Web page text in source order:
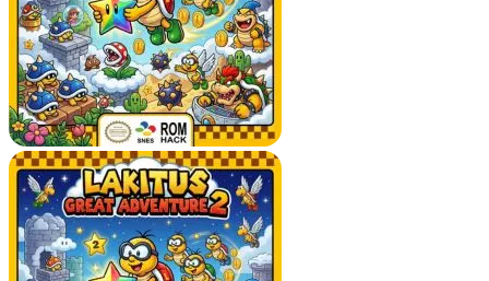
무엇인가요?
풀 컬러 업그레이드
DX 버전은 생생한 색상으로 원작 게임을 변형하여 복고풍 매
력을 유지하면서 시각적으로 더욱 매력적으로 만듭니다.
비선형 탐색
많은 플랫폼 게임과 달리 어느 세계를 먼저 탐험할지 선택할
수 있어 더 많은 자유와 재생 가치를 더할 수 있습니다.